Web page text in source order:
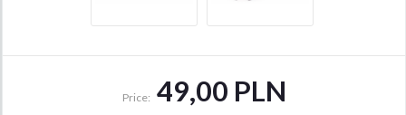
Price: 49,00 PLN